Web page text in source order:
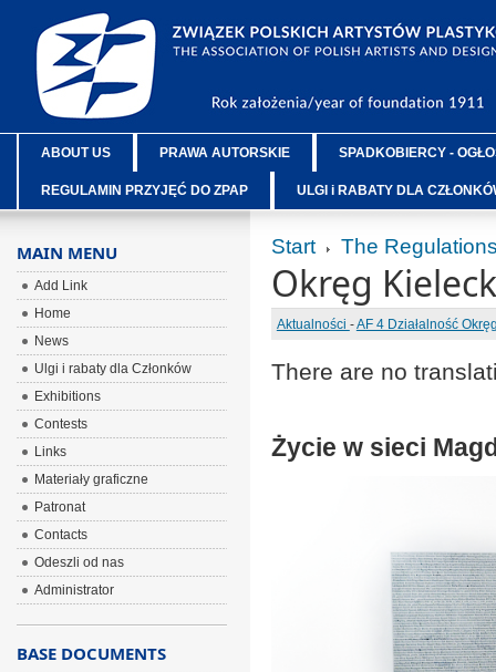
ABOUT US PRAWA AUTORSKIE SPADKOBIERCY -
REGULAMIN PRZYJĘĆ DO ZPAP ULGI i RABATY DLA
Start The
Okręg
Aktualności -AF 4 Działalność
There are no
Życie w sieci
MAIN MENU
Add Link
Home
News
Ulgi i rabaty dla Członków
Exhibitions
Contests
Links
Materiały graficzne
Patronat
Contacts
Odeszli od nas
Administrator
BASE DOCUMENTS